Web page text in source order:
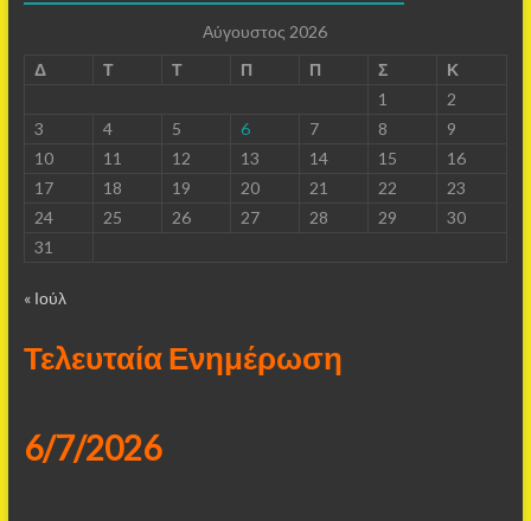
Αύγουστος 2026
Δ
Τ Τ Π Π Σ
Κ
1
2
3
4 5 6 7 8
9
10
11 12 13 14 15
16
17
18 19 20 21 22
23
24
25 26 27 28 29
30
31
« Ιούλ
Τελευταία Ενημέρωση
6/7/2026